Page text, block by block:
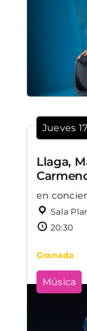
Jueves
Llaga,
en
Sala
20:30
Granada
Música